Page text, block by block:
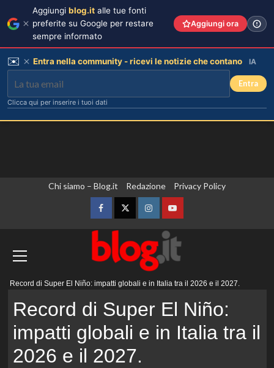
Chi siamo – Blog.it Redazione Privacy Policy
FacebookTwitterInstagramYouTube
Record di Super El Niño: impatti globali e in Italia tra il 2026 e il 2027.
Record di Super El Niño:
impatti globali e in Italia tra il
2026 e il 2027.
Aggiungi blog.it alle tue fonti
preferite su Google per restare
sempre informato
Aggiungi ora
✉️ Entra nella community - ricevi le notizie che contano IA
Entra
Clicca qui per inserire i tuoi dati